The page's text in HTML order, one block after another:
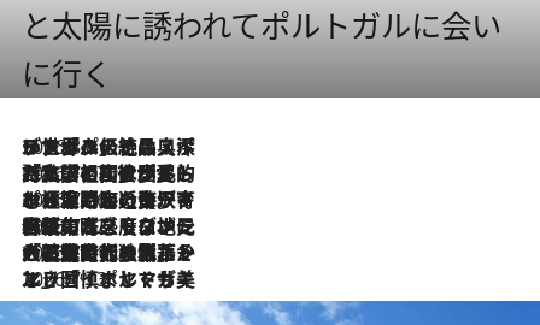
と太陽に誘われてポルトガルに会い
に行く
2026.8.8
リスボンの絶品スイーツ「パステル・デ・ナタ」とは？ポルトガル伝統の奥深い世界へ
2026.7.27
「私の祖国はポルトガル語です」国民的詩人フェルナンド・ペソアと、彼が愛した文学の街を歩く
2026.7.26
ポルトガル近海が育む極上の海の幸。キリリと冷えた白ワインと愉しむ、シーフード専門店の贅沢
2026.7.22
伝統の味をモダンに昇華。高感度な地元客が集う、リスボンの最旬ガストロノミー
2026.7.21
大航海時代の栄華から、震災、独裁、そして革命へ。ポルトガル・首都リスボンの石畳に刻まれた「歴史の光と影」
2026.7.13
エッセイ・ヤマザキマリ「慎ましくも美しき国 ポルトガル」